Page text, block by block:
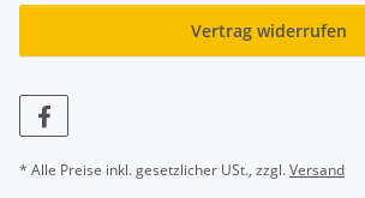
Vertrag widerrufen
* Alle Preise inkl. gesetzlicher USt., zzgl.Versand